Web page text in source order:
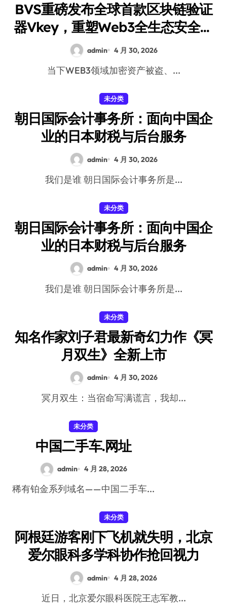
BVS重磅发布全球首款区块链验证
器Vkey，重塑Web3全生态安全体
系
admin 4 月 30, 2026
当下WEB3领域加密资产被盗、...
未分类
朝日国际会计事务所：面向中国企
业的日本财税与后台服务
admin 4 月 30, 2026
我们是谁 朝日国际会计事务所是...
未分类
朝日国际会计事务所：面向中国企
业的日本财税与后台服务
admin 4 月 30, 2026
我们是谁 朝日国际会计事务所是...
未分类
知名作家刘子君最新奇幻力作《冥
月双生》全新上市
admin 4 月 30, 2026
冥月双生：当宿命写满谎言，我却...
未分类
中国二手车.网址
admin 4 月 28, 2026
稀有铂金系列域名——中国二手车...
未分类
阿根廷游客刚下飞机就失明，北京
爱尔眼科多学科协作抢回视力
admin 4 月 28, 2026
近日，北京爱尔眼科医院王志军教...